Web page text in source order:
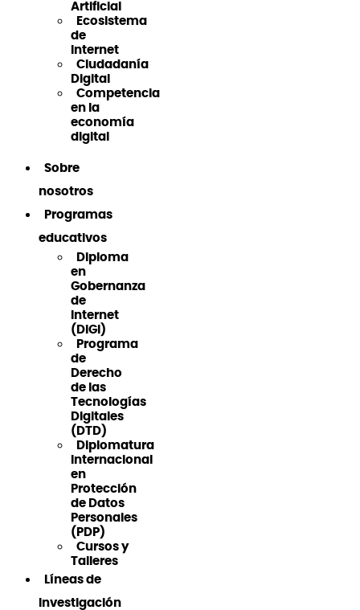
Artificial
Ecosistema
de
Internet
Ciudadanía
Digital
Competencia
en la
economía
digital
Sobre
nosotros
Programas
educativos
Diploma
en
Gobernanza
de
Internet
(DiGI)
Programa
de
Derecho
de las
Tecnologías
Digitales
(DTD)
Diplomatura
Internacional
en
Protección
de Datos
Personales
(PDP)
Cursos y
Talleres
Líneas de
Investigación